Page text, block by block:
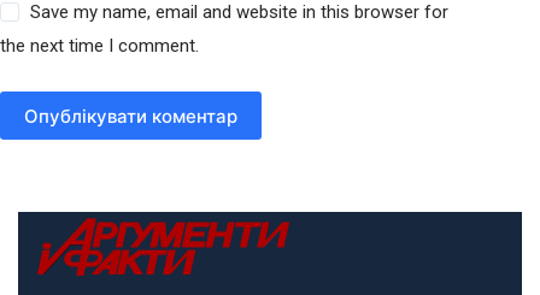
Save my name, email and website in this browser for
the next time I comment.
Опублікувати коментар